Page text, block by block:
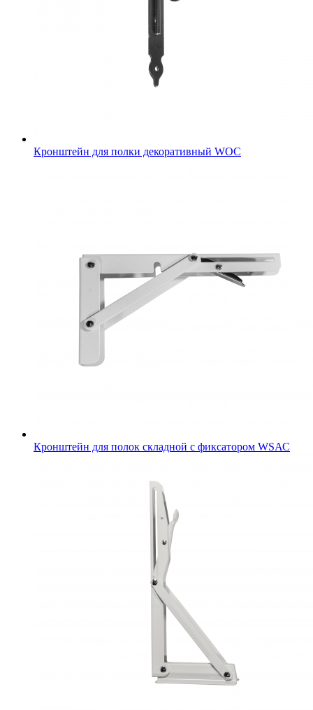
Кронштейн для полки декоративный WOC
Кронштейн для полок складной с фиксатором WSАС